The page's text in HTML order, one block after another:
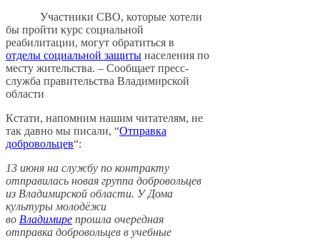
Участники СВО, которые хотели
бы пройти курс социальной
реабилитации, могут обратиться в
отделы социальной защиты населения по
месту жительства. – Сообщает пресс-
служба правительства Владимирской
области
Кстати, напомним нашим читателям, не
так давно мы писали, “Отправка
добровольцев“:
13 июня на службу по контракту
отправилась новая группа добровольцев
из Владимирской области. У Дома
культуры молодёжи
во Владимире прошла очередная
отправка добровольцев в учебные